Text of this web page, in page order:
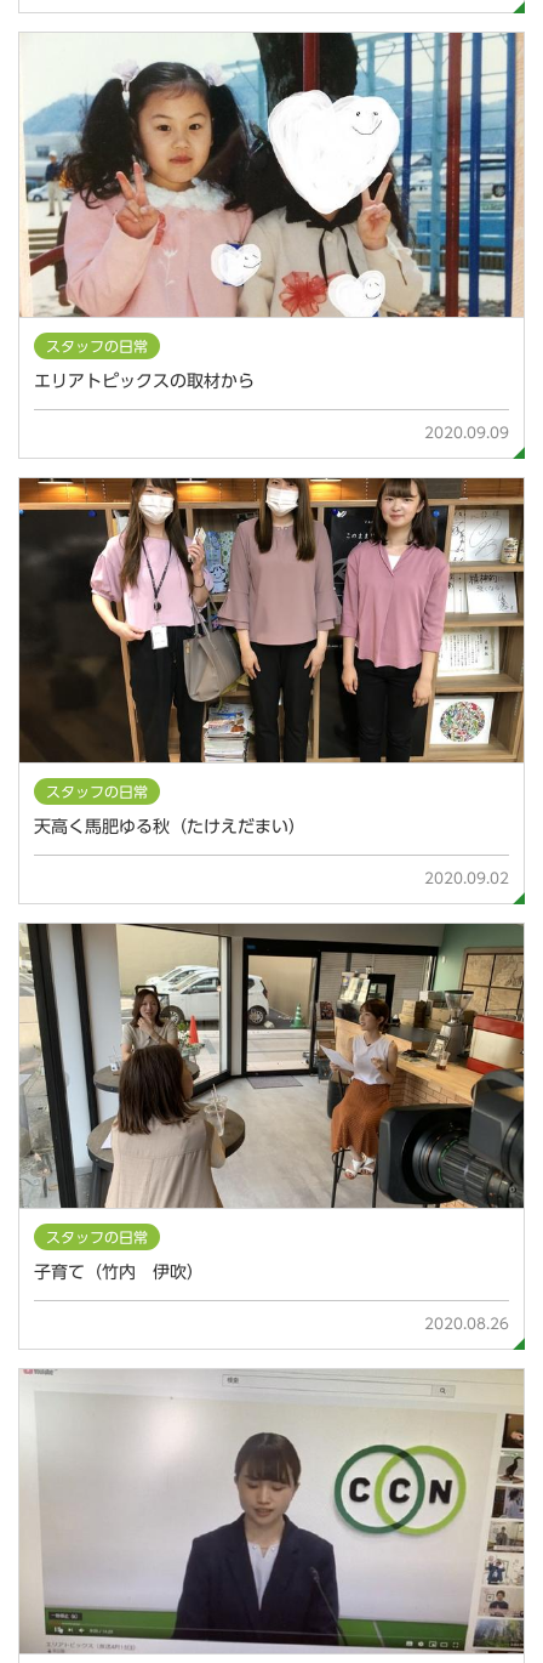
スタッフの日常
エリアトピックスの取材から
2020.09.09
スタッフの日常
天高く馬肥ゆる秋（たけえだまい）
2020.09.02
スタッフの日常
子育て（竹内 伊吹）
2020.08.26